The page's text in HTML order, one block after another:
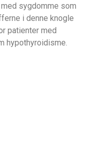
sygdomme som
i denne knogle
patienter med
hypothyroidisme.